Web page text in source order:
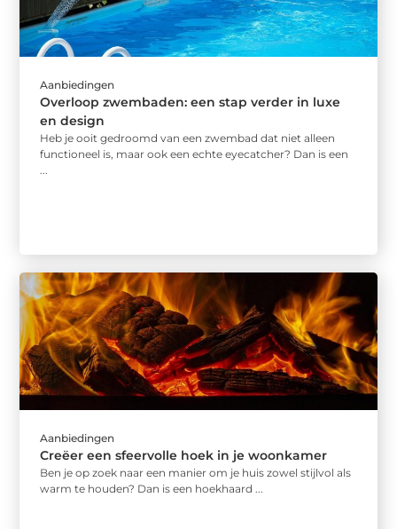
Aanbiedingen
Overloop zwembaden: een stap verder in luxe
en design
Heb je ooit gedroomd van een zwembad dat niet alleen
functioneel is, maar ook een echte eyecatcher? Dan is een
...
Aanbiedingen
Creëer een sfeervolle hoek in je woonkamer
Ben je op zoek naar een manier om je huis zowel stijlvol als
warm te houden? Dan is een hoekhaard ...